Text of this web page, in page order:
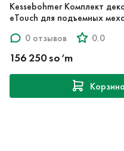
Kessebohmer Комплект
eTouch для подъемных
0 отзывов
0.0
156 250 so‘m
Корзина